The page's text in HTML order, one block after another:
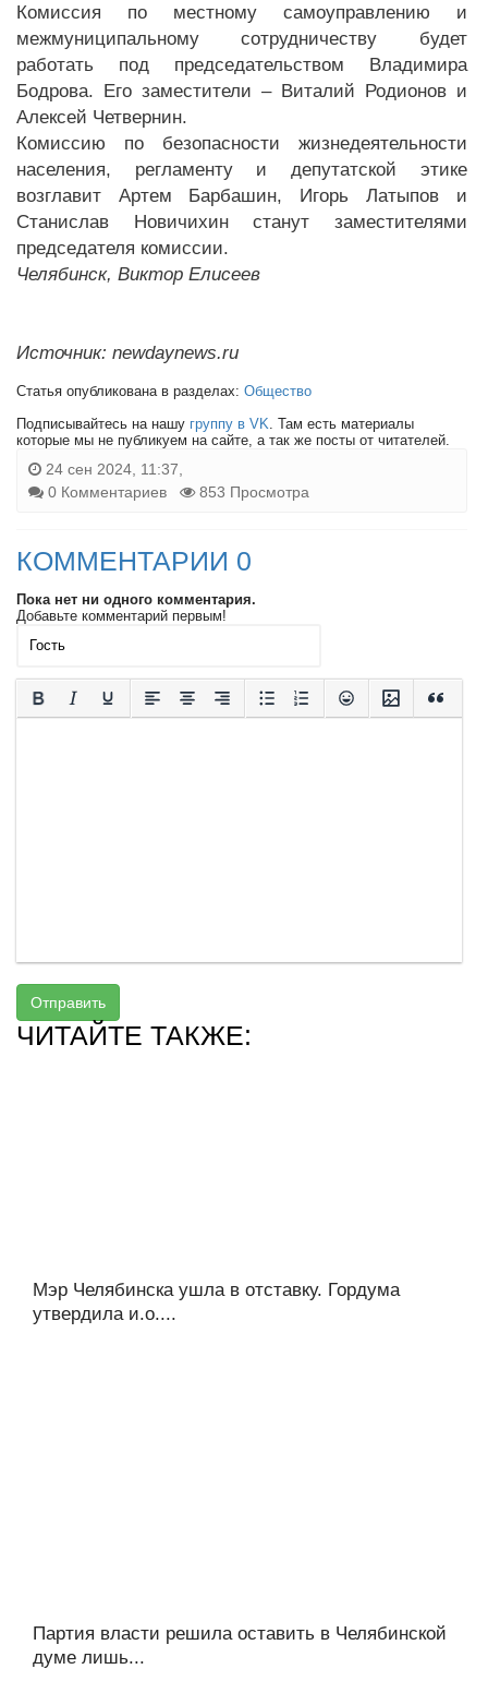
Комиссия по местному самоуправлению и
межмуниципальному сотрудничеству будет
работать под председательством Владимира
Бодрова. Его заместители – Виталий Родионов и
Алексей Четвернин.
Комиссию по безопасности жизнедеятельности
населения, регламенту и депутатской этике
возглавит Артем Барбашин, Игорь Латыпов и
Станислав Новичихин станут заместителями
председателя комиссии.
Челябинск, Виктор Елисеев
Источник: newdaynews.ru
Статья опубликована в разделах: Общество
Подписывайтесь на нашу группу в VK . Там есть материалы
которые мы не публикуем на сайте, а так же посты от читателей.
24 сен 2024, 11:37,
0 Комментариев
853 Просмотра
КОММЕНТАРИИ 0
Пока нет ни одного комментария.
Добавьте комментарий первым!
Отправить
ЧИТАЙТЕ ТАКЖЕ:
Мэр Челябинска ушла в отставку. Гордума
утвердила и.о....
Партия власти решила оставить в Челябинской
думе лишь...